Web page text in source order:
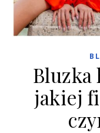
Bluzka
jakiej